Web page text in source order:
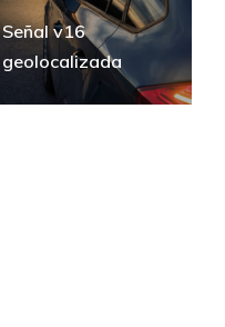
Señal v16
geolocalizada